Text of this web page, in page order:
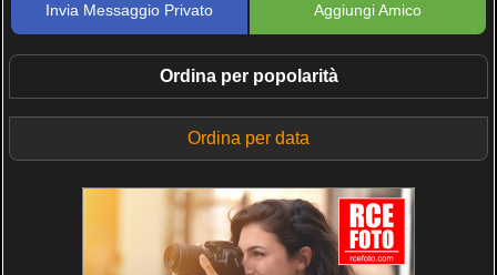
Invia Messaggio Privato Aggiungi Amico
Ordina per popolarità
Ordina per data